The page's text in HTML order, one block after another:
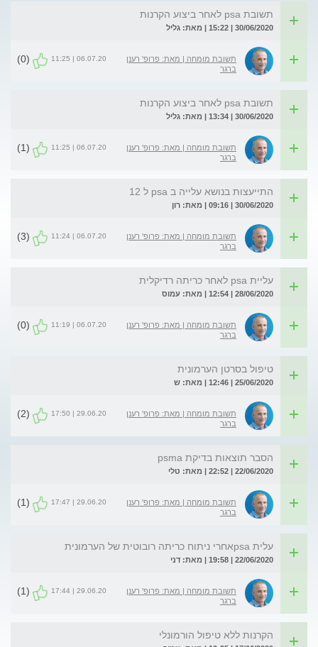
תשובת psa לאחר ביצוע הקרנות
30/06/2020 | 15:22 | מאת: גליל
תשובת מומחה | מאת: פרופ' רענן
ברגר
06.07.20 | 11:25
(0)
תשובת psa לאחר ביצוע הקרנות
30/06/2020 | 13:34 | מאת: גליל
תשובת מומחה | מאת: פרופ' רענן
ברגר
06.07.20 | 11:25
(1)
התייעצות בנושא עלייה ב psa ל 12
30/06/2020 | 09:16 | מאת: רון
תשובת מומחה | מאת: פרופ' רענן
ברגר
06.07.20 | 11:24
(3)
עליית psa לאחר כריתה רדיקלית
28/06/2020 | 12:54 | מאת: עמוס
תשובת מומחה | מאת: פרופ' רענן
ברגר
06.07.20 | 11:19
(0)
טיפול בסרטן הערמונית
25/06/2020 | 12:46 | מאת: ש
תשובת מומחה | מאת: פרופ' רענן
ברגר
29.06.20 | 17:50
(2)
הסבר תוצאות בדיקת psma
22/06/2020 | 22:52 | מאת: טלי
תשובת מומחה | מאת: פרופ' רענן
ברגר
29.06.20 | 17:47
(1)
עלית psaאחרי ניתוח כריתה רובוטית של הערמונית
22/06/2020 | 19:58 | מאת: דני
תשובת מומחה | מאת: פרופ' רענן
ברגר
29.06.20 | 17:44
(1)
הקרנות ללא טיפול הורמונלי